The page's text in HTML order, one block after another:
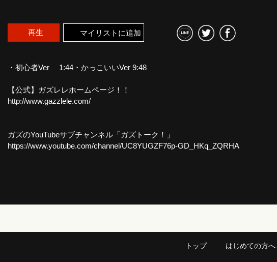
再生 マイリストに追加
・初心者Ver 1:44・かっこいいVer 9:48
【公式】ガズレレホームページ！！
http://www.gazzlele.com/
ガズのYouTubeサブチャンネル「ガズトーク！」
https://www.youtube.com/channel/UC8YUGZF76p-
トップ はじめての方へ